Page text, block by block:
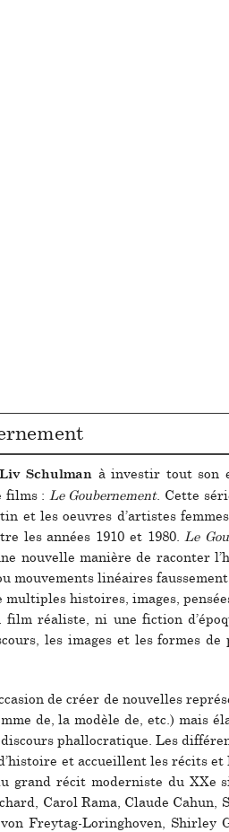
Liv Schulman à inves­tir tout son
films : Le Goubernement. Cette
et les oeu­vres d’artis­tes
les années 1910 et 1980. Le
nou­velle manière de raconter
mou­ve­ments linéai­res
his­toi­res, images,
film réa­liste, ni une fic­tion
les images et les formes de
de créer de nou­vel­les
de, la modèle de, etc.) mais
dis­cours phal­lo­cra­ti­que. Les
et accueillent les récits
grand récit moder­niste du XXe
Carol Rama, Claude Cahun,
Freytag-Loringhoven, Shirley